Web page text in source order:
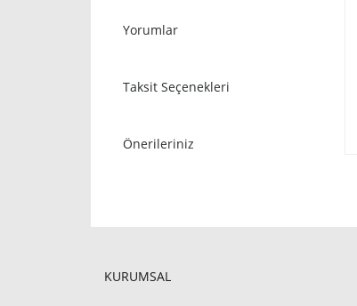
Yorumlar
Taksit Seçenekleri
Önerileriniz
KURUMSAL